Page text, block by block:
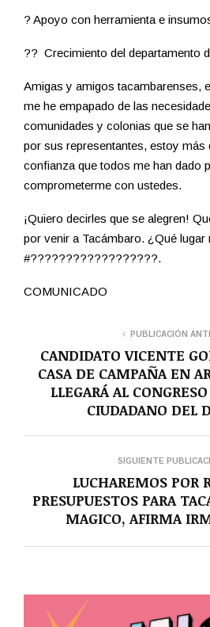
? Apoyo con herramienta e
?? Crecimiento del departamento
Amigas y amigos tacambarenses,
me he empapado de las
comunidades y colonias que se
por sus representantes, estoy más
confianza que todos me han dado
comprometerme con ustedes.
¡Quiero decirles que se alegren!
por venir a Tacámbaro. ¿Qué
#??????????????????.
COMUNICADO
PUBLICACIÓN
CANDIDATO VICENTE
CASA DE CAMPAÑA EN
LLEGARÁ AL
CIUDADANO DEL
SIGUIENTE
LUCHAREMOS POR
PRESUPUESTOS PARA
MAGICO, AFIRMA